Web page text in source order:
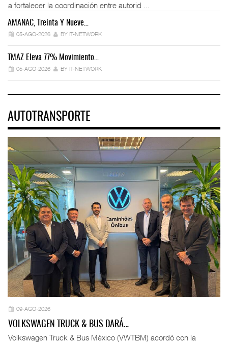
a fortalecer la coordinación entre autorid ...
AMANAC, Treinta Y Nueve…
05-AGO-2026 BY IT-NETWORK
TMAZ Eleva 77% Movimiento…
05-AGO-2026 BY IT-NETWORK
AUTOTRANSPORTE
09-AGO-2026
VOLKSWAGEN TRUCK & BUS DARÁ…
Volkswagen Truck & Bus México (VWTBM) acordó con la